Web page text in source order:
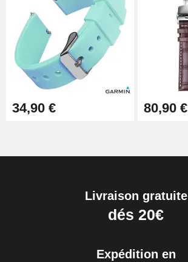
34,90 € 80,90 €
Livraison gratuite
dés 20€
Expédition en